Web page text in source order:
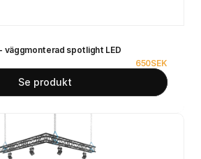
väggmonterad spotlight LED
650SEK
Se produkt